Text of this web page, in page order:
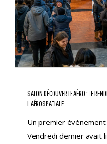
SALON DÉCOUVERTE AÉRO : LE
L’AÉROSPATIALE
Un premier
Vendredi dernier avait